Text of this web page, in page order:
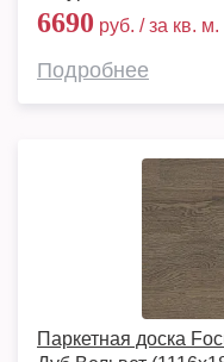
6690 руб. / за кв. м.
Подробнее
Паркетная доска